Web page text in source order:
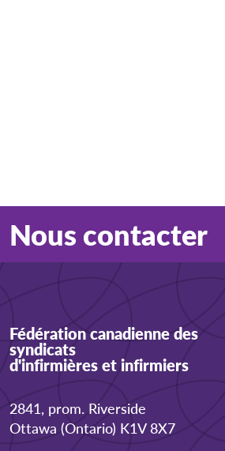
Nous contacter
Fédération canadienne des
syndicats
d'infirmières et infirmiers
2841, prom. Riverside
Ottawa (Ontario) K1V 8X7